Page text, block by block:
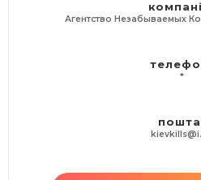
Агентство Незабываемых
*